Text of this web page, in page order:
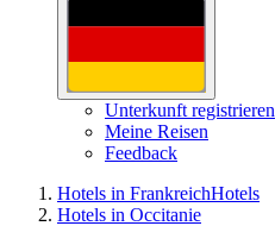
Unterkunft registrieren
Meine Reisen
Feedback
Hotels in FrankreichHotels
Hotels in Occitanie